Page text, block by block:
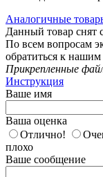
Аналогичные
Данный товар снят
По всем вопросам
обратиться к нашим
Прикрепленные
Инструкция
Ваше имя
Ваша оценка
Отлично!
плохо
Ваше сообщение